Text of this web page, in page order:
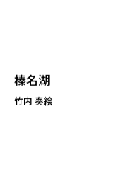
榛名湖
竹内 奏絵